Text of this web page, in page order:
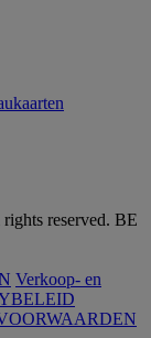
reserved. BE
Verkoop- en